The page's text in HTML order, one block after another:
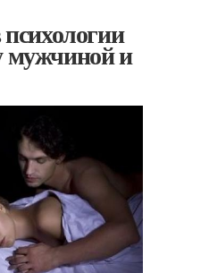
мужчиной и